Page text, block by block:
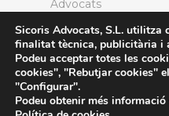
Advocats
Serveis
Dret Mercantil
Dret Civil
Sicoris Advocats, S.L. utilitza
finalitat tècnica, publicitària i
Podeu acceptar totes les
cookies", "Rebutjar cookies"
"Configurar".
Podeu obtenir més